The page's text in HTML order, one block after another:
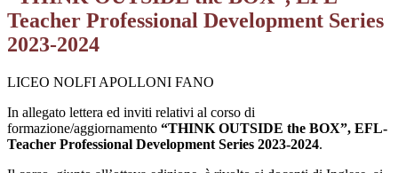
Teacher Professional Development Series
2023-2024
LICEO NOLFI APOLLONI FANO
In allegato lettera ed inviti relativi al corso di
formazione/aggiornamento “THINK OUTSIDE the BOX”, EFL-
Teacher Professional Development Series 2023-2024.